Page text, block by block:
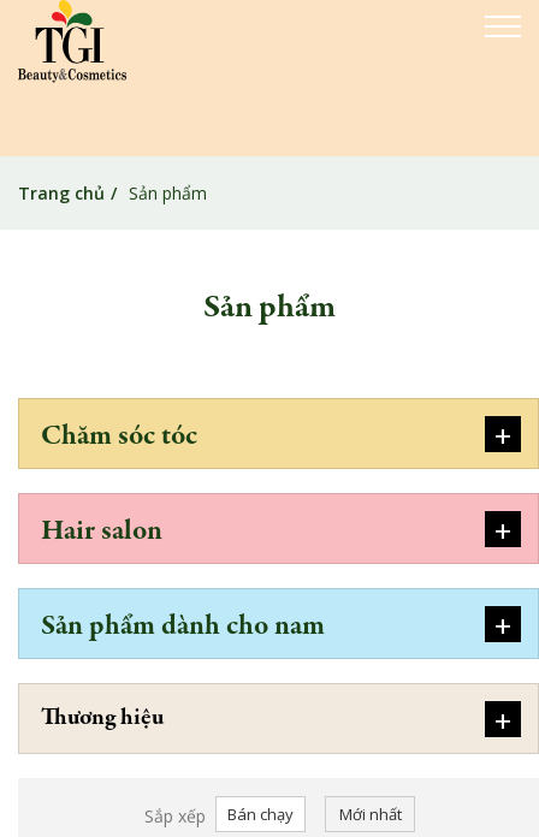
Trang chủ Sản phẩm
Sản phẩm
Chăm sóc tóc +
Hair salon +
Sản phẩm dành cho nam +
Thương hiệu +
Sắp xếp Bán chạy Mới nhất